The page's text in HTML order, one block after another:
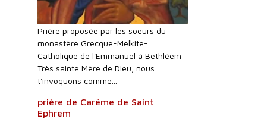
Prière proposée par les soeurs du
monastère Grecque-Melkite-
Catholique de l'Emmanuel à Bethléem
Très sainte Mère de Dieu, nous
t'invoquons comme...
prière de Carême de Saint
Ephrem